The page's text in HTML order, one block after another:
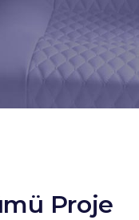
Proje